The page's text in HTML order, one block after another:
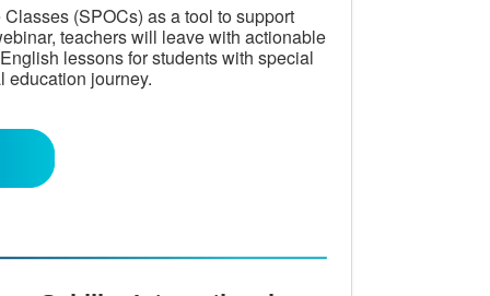
(SPOCs) as a tool to support
teachers will leave with actionable
lessons for students with special
education journey.